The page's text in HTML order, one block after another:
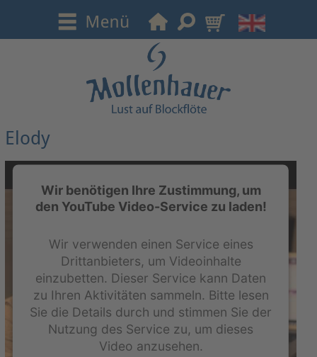
Elody
Wir benötigen Ihre Zustimmung, um
den YouTube Video-Service zu laden!
Wir verwenden einen Service eines
Drittanbieters, um Videoinhalte
einzubetten. Dieser Service kann Daten
zu Ihren Aktivitäten sammeln. Bitte lesen
Sie die Details durch und stimmen Sie der
Nutzung des Service zu, um dieses
Video anzusehen.